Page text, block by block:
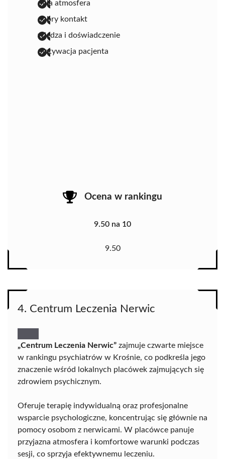
miła atmosfera
dobry kontakt
wiedza i doświadczenie
motywacja pacjenta
Ocena w rankingu
9.50 na 10
9.50
4. Centrum Leczenia Nerwic
„Centrum Leczenia Nerwic” zajmuje czwarte miejsce
w rankingu psychiatrów w Krośnie, co podkreśla jego
znaczenie wśród lokalnych placówek zajmujących się
zdrowiem psychicznym.
Oferuje terapię indywidualną oraz profesjonalne
wsparcie psychologiczne, koncentrując się głównie na
pomocy osobom z nerwicami. W placówce panuje
przyjazna atmosfera i komfortowe warunki podczas
sesji, co sprzyja efektywnemu leczeniu.